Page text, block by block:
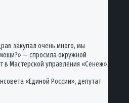
закупал очень много, мы
— спросила окружной
в Мастерской управления «Сенеж».
«Единой России», депутат